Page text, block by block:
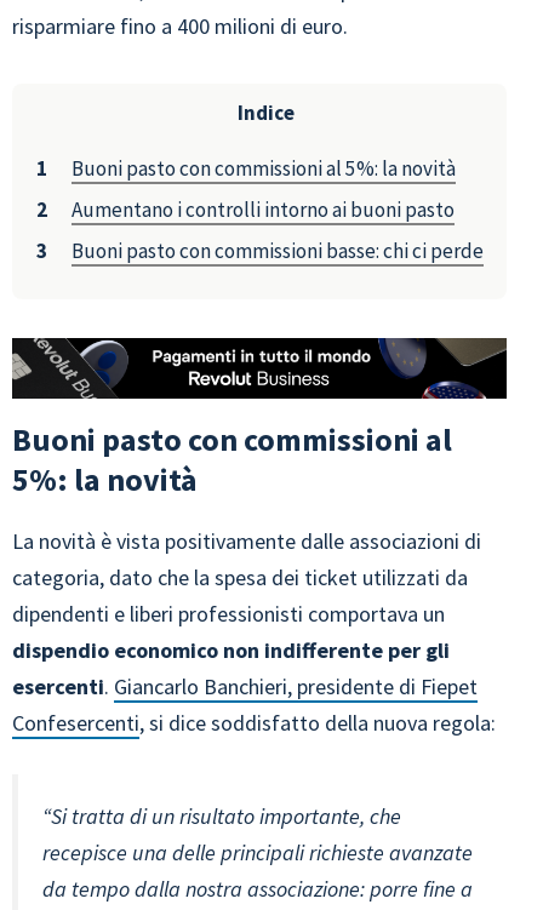
risparmiare fino a 400 milioni di euro.
Indice
Buoni pasto con commissioni al 5%: la novità
Aumentano i controlli intorno ai buoni pasto
Buoni pasto con commissioni basse: chi ci perde
Buoni pasto con commissioni al
5%: la novità
La novità è vista positivamente dalle associazioni di
categoria, dato che la spesa dei ticket utilizzati da
dipendenti e liberi professionisti comportava un
dispendio economico non indifferente per gli
esercenti. Giancarlo Banchieri, presidente di Fiepet
Confesercenti, si dice soddisfatto della nuova regola:
“Si tratta di un risultato importante, che
recepisce una delle principali richieste avanzate
da tempo dalla nostra associazione: porre fine a